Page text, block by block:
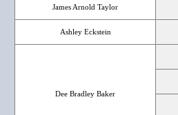
James Arnold Taylor
Ashley Eckstein
Dee Bradley Baker